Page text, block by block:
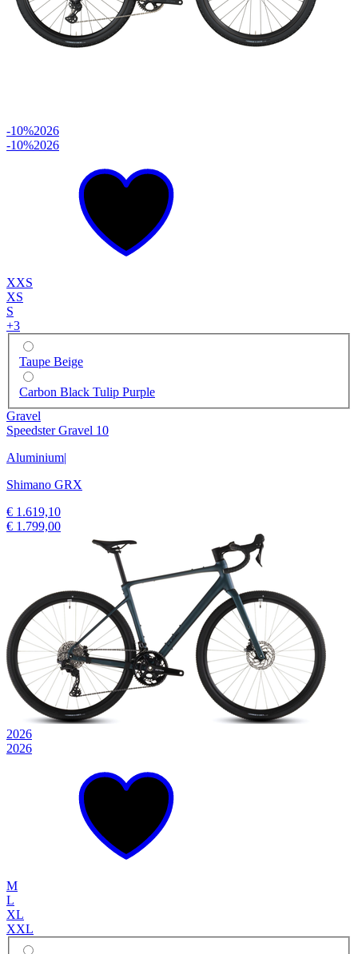
-10%2026
-10%2026
XXS
XS
S
+3
Taupe Beige
Carbon Black Tulip Purple
Gravel
Speedster Gravel 10
Aluminium|
Shimano GRX
€ 1.619,10
€ 1.799,00
2026
2026
M
L
XL
XXL